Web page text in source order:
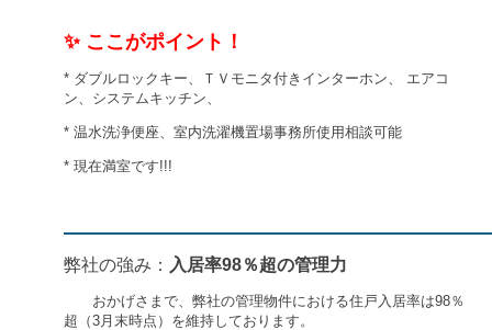
✨ ここがポイント！
* ダブルロックキー、ＴＶモニタ付きインターホン、 エアコ
ン、システムキッチン、
* 温水洗浄便座、 室内洗濯機置場事務所使用相談可能
* 現在満室です!!!
弊社の強み： 入居率98％超の管理力
おかげさまで、弊社の管理物件における住戸入居率は98％
超（3 月末時点）を維持しております。